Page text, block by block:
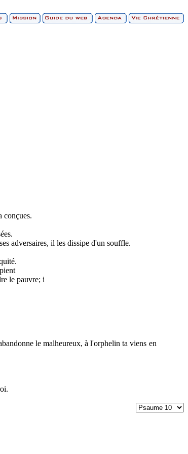
conçues.
adversaires, il les dissipe d'un souffle.
le pauvre; i
le malheureux, à l'orphelin ta viens en